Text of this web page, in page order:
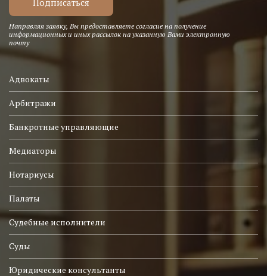
Направляя заявку, Вы предоставляете согласие на получение
информационных и иных рассылок на указанную Вами электронную
почту
Адвокаты
Арбитражи
Банкротные управляющие
Медиаторы
Нотариусы
Палаты
Судебные исполнители
Суды
Юридические консультанты